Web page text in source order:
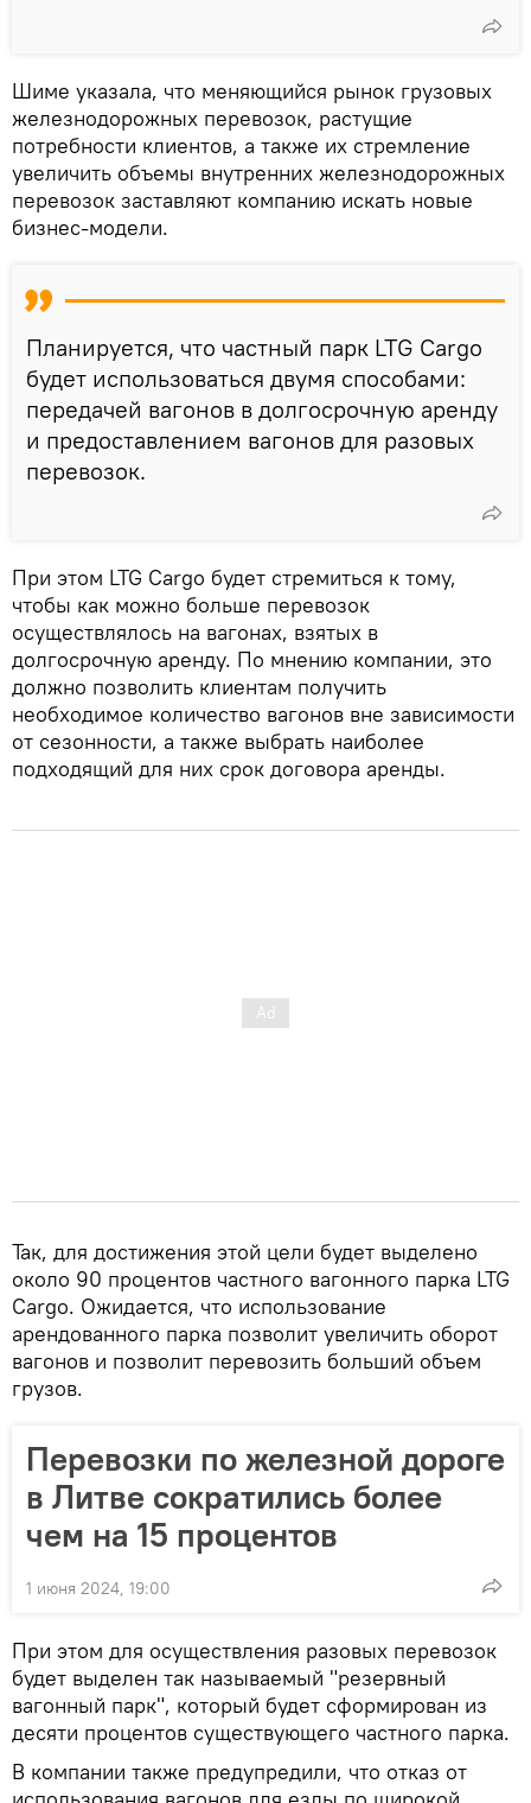
Шиме указала, что меняющийся рынок грузовых
железнодорожных перевозок, растущие
потребности клиентов, а также их стремление
увеличить объемы внутренних железнодорожных
перевозок заставляют компанию искать новые
бизнес-модели.
Планируется, что частный парк LTG Cargo
будет использоваться двумя способами:
передачей вагонов в долгосрочную аренду
и предоставлением вагонов для разовых
перевозок.
При этом LTG Cargo будет стремиться к тому,
чтобы как можно больше перевозок
осуществлялось на вагонах, взятых в
долгосрочную аренду. По мнению компании, это
должно позволить клиентам получить
необходимое количество вагонов вне зависимости
от сезонности, а также выбрать наиболее
подходящий для них срок договора аренды.
Так, для достижения этой цели будет выделено
около 90 процентов частного вагонного парка LTG
Cargo. Ожидается, что использование
арендованного парка позволит увеличить оборот
вагонов и позволит перевозить больший объем
грузов.
Перевозки по железной дороге
в Литве сократились более
чем на 15 процентов
1 июня 2024, 19:00
При этом для осуществления разовых перевозок
будет выделен так называемый "резервный
вагонный парк", который будет сформирован из
десяти процентов существующего частного парка.
В компании также предупредили, что отказ от